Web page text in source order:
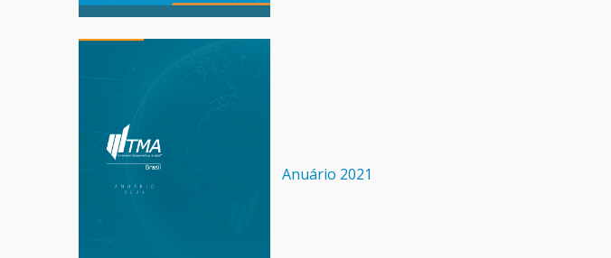
Anuário 2021